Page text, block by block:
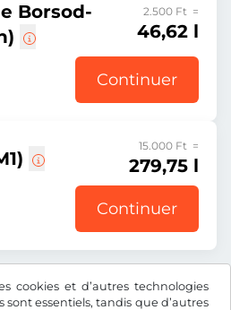
cookies et d’autres technologies
sont essentiels, tandis que d’autres
Borsod-
2.500 Ft =
46,62 l
Continuer
15.000 Ft =
279,75 l
Continuer
incluse.